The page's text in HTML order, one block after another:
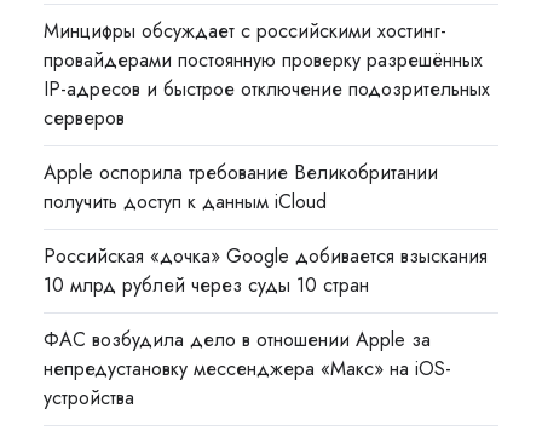
Минцифры обсуждает с российскими хостинг-
провайдерами постоянную проверку разрешённых
IP-адресов и быстрое отключение подозрительных
серверов
Apple оспорила требование Великобритании
получить доступ к данным iCloud
Российская «дочка» Google добивается взыскания
10 млрд рублей через суды 10 стран
ФАС возбудила дело в отношении Apple за
непредустановку мессенджера «Макс» на iOS-
устройства